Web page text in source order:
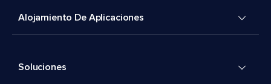
Alojamiento De Aplicaciones
Soluciones